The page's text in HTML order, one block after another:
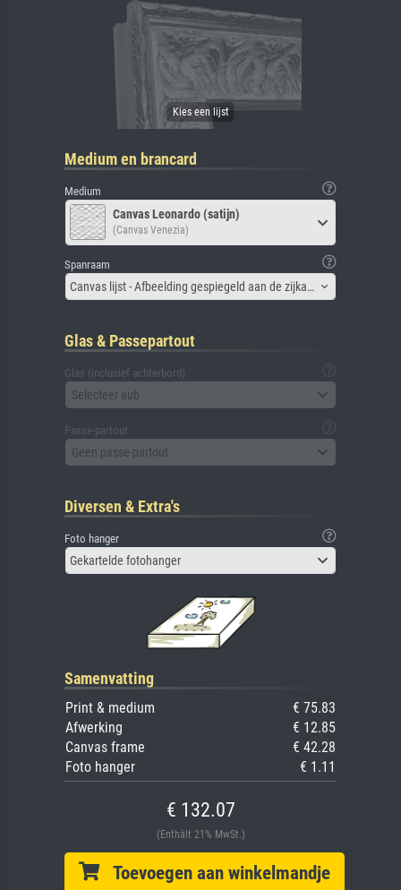
Medium en brancard
Medium
Canvas Leonardo (satijn)
(Canvas Venezia)
Spanraam
Canvas lijst - Afbeelding gespiegeld aan de zijkant
Glas & Passepartout
Glas (inclusief achterbord)
Selecteer aub
Passe-partout
Geen passe-partout
Diversen & Extra's
Foto hanger
Gekartelde fotohanger
Samenvatting
Print & medium
€ 75.83
Afwerking
€ 12.85
Canvas frame
€ 42.28
Foto hanger
€ 1.11
€ 132.07
(Enthält 21% MwSt.)
Toevoegen aan winkelmandje